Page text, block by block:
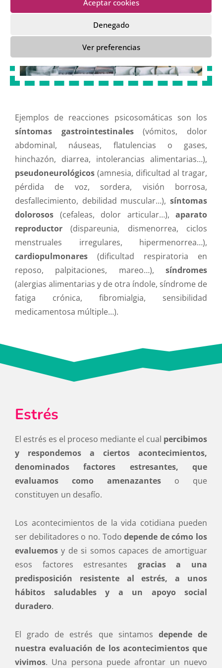
Aceptar cookies
Denegado
Ver preferencias
Ejemplos de reacciones psicosomáticas son los
síntomas gastrointestinales(vómitos, dolor
abdominal, náuseas, flatulencias o gases,
hinchazón, diarrea, intolerancias alimentarias…),
pseudoneurológicos (amnesia, dificultad al tragar,
pérdida de voz, sordera, visión borrosa,
desfallecimiento, debilidad muscular…), síntomas
dolorosos (cefaleas, dolor articular…), aparato
reproductor (dispareunia, dismenorrea, ciclos
menstruales irregulares, hipermenorrea…),
cardiopulmonares (dificultad respiratoria en
reposo, palpitaciones, mareo…), síndromes
(alergias alimentarias y de otra índole, síndrome de
fatiga crónica, fibromialgia, sensibilidad
medicamentosa múltiple…).
Estrés
El estrés es el proceso mediante el cual percibimos
y respondemos a ciertos acontecimientos,
denominados factores estresantes, que
evaluamos como amenazantes o que
constituyen un desafío.
Los acontecimientos de la vida cotidiana pueden
ser debilitadores o no. Tododepende de cómo los
evaluemos y de si somos capaces de amortiguar
esos factores estresantes gracias a una
predisposición resistente al estrés, a unos
hábitos saludables y a un apoyo social
duradero.
El grado de estrés que sintamos depende de
nuestra evaluación de los acontecimientos que
vivimos. Una persona puede afrontar un nuevo